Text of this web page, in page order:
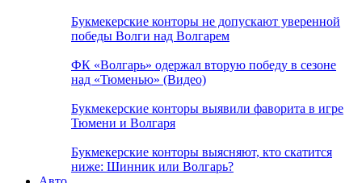
Букмекерские конторы не допускают уверенной
победы Волги над Волгарем
ФК «Волгарь» одержал вторую победу в сезоне
над «Тюменью» (Видео)
Букмекерские конторы выявили фаворита в игре
Тюмени и Волгаря
Букмекерские конторы выясняют, кто скатится
ниже: Шинник или Волгарь?